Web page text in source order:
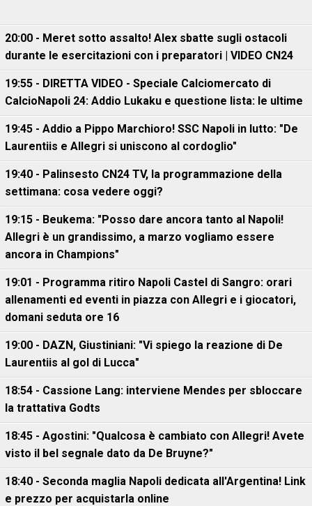
20:00 - Meret sotto assalto! Alex sbatte sugli ostacoli
durante le esercitazioni con i preparatori | VIDEO CN24
19:55 - DIRETTA VIDEO - Speciale Calciomercato di
CalcioNapoli 24: Addio Lukaku e questione lista: le ultime
19:45 - Addio a Pippo Marchioro! SSC Napoli in lutto: "De
Laurentiis e Allegri si uniscono al cordoglio"
19:40 - Palinsesto CN24 TV, la programmazione della
settimana: cosa vedere oggi?
19:15 - Beukema: "Posso dare ancora tanto al Napoli!
Allegri è un grandissimo, a marzo vogliamo essere
ancora in Champions"
19:01 - Programma ritiro Napoli Castel di Sangro: orari
allenamenti ed eventi in piazza con Allegri e i giocatori,
domani seduta ore 16
19:00 - DAZN, Giustiniani: "Vi spiego la reazione di De
Laurentiis al gol di Lucca"
18:54 - Cassione Lang: interviene Mendes per sbloccare
la trattativa Godts
18:45 - Agostini: "Qualcosa è cambiato con Allegri! Avete
visto il bel segnale dato da De Bruyne?"
18:40 - Seconda maglia Napoli dedicata all'Argentina! Link
e prezzo per acquistarla online